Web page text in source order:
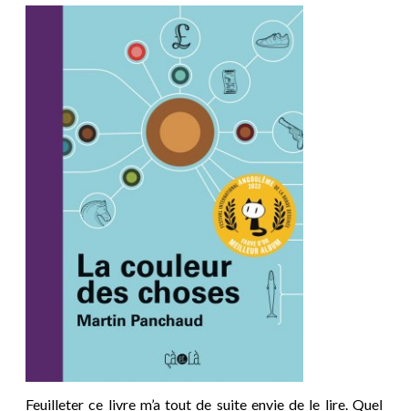
Feuilleter ce livre m’a tout de suite envie de le lire. Quel